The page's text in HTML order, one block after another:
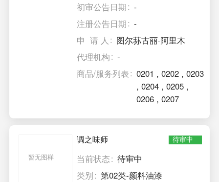
初审公告日期
-
注册公告日期
-
申 请 人
图尔荪古丽·阿里木
代理机构
-
商品/服务列表
0201 ,0202 ,0203
,0204 ,0205 ,
0206 ,0207
暂无图样
调之味师 待审中
当前状态
待审中
类别
第02类-颜料油漆